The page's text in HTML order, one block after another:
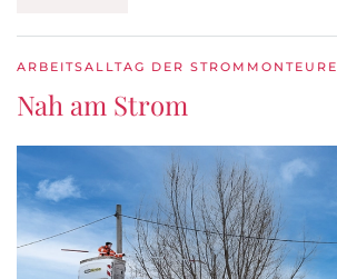
ARBEITSALLTAG DER STROMMONTEURE
Nah am Strom